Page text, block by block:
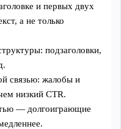
и первых двух
а не только
подзаголовки,
связью: жалобы и
низкий CTR.
— долгоиграющие